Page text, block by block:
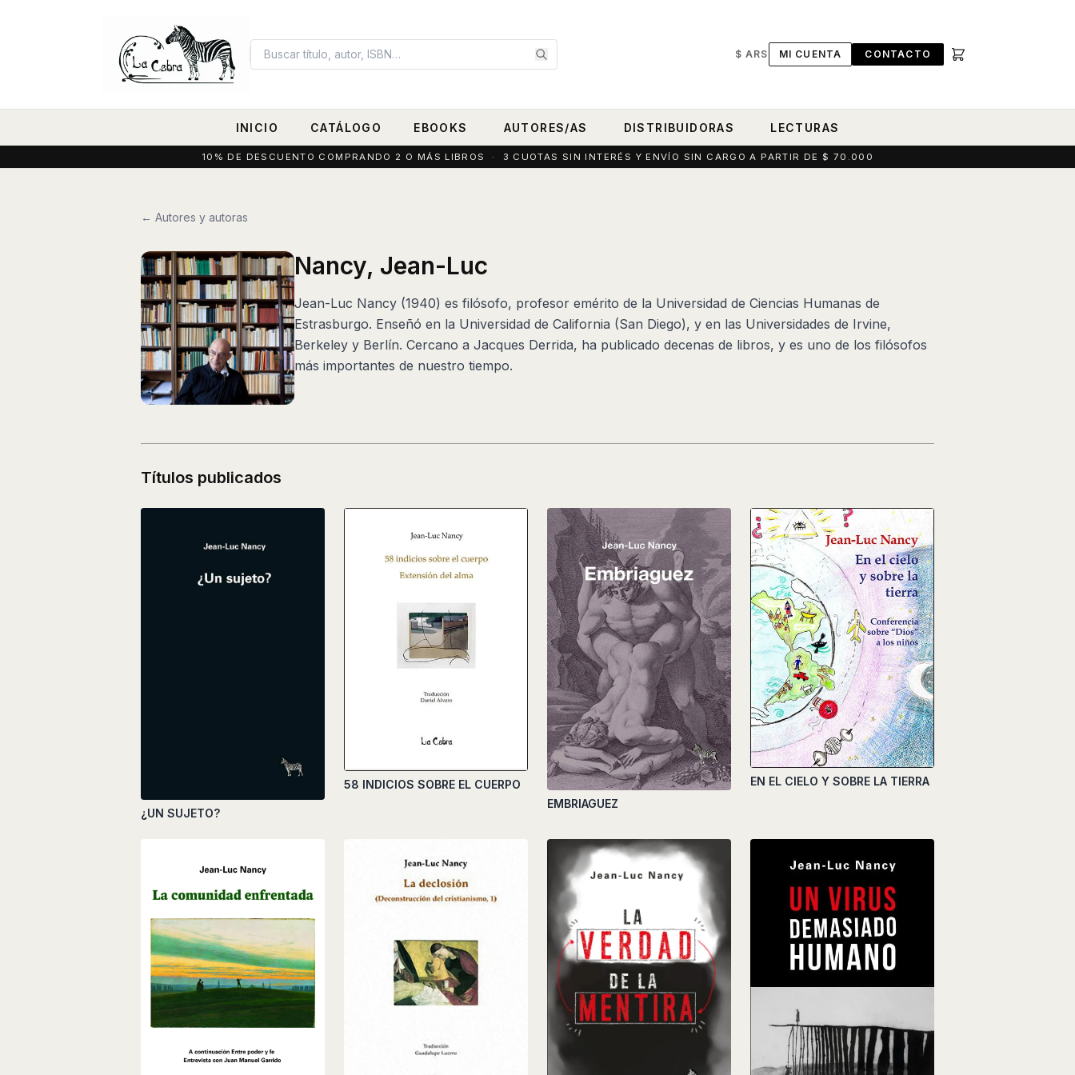
$ ARS MI CUENTA CONTACTO
INICIO CATÁLOGO EBOOKS AUTORES/AS DISTRIBUIDORAS LECTURAS
10% DE DESCUENTO COMPRANDO 2 O MÁS LIBROS · 3 CUOTAS SIN INTERÉS Y ENVÍO SIN CARGO A PARTIR DE $ 70.000
← Autores y autoras
Nancy, Jean-Luc
Jean-Luc Nancy (1940) es filósofo, profesor emérito de la Universidad de Ciencias Humanas de
Estrasburgo. Enseñó en la Universidad de California (San Diego), y en las Universidades de Irvine,
Berkeley y Berlín. Cercano a Jacques Derrida, ha publicado decenas de libros, y es uno de los filósofos
más importantes de nuestro tiempo.
Títulos publicados
¿UN SUJETO?
58 INDICIOS SOBRE EL CUERPO
EMBRIAGUEZ
EN EL CIELO Y SOBRE LA TIERRA